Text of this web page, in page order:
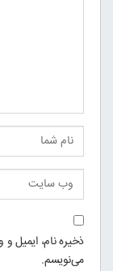
ذخیره نام، ایمیل
می‌نویسم.